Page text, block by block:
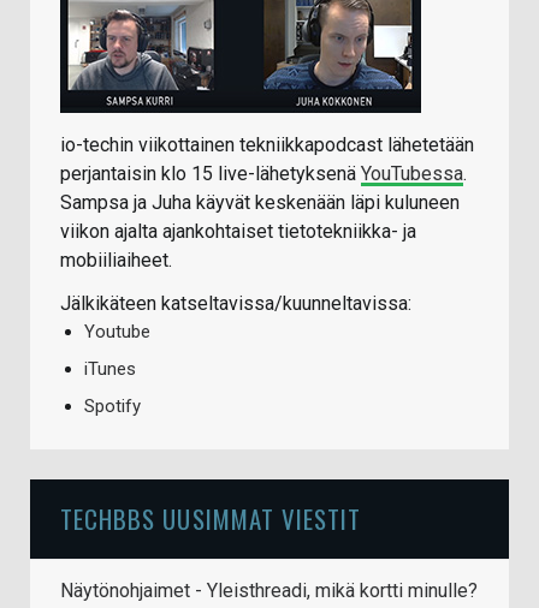
io-techin viikottainen tekniikkapodcast lähetetään
perjantaisin klo 15 live-lähetyksenä YouTubessa.
Sampsa ja Juha käyvät keskenään läpi kuluneen
viikon ajalta ajankohtaiset tietotekniikka- ja
mobiiliaiheet.
Jälkikäteen katseltavissa/kuunneltavissa:
Youtube
iTunes
Spotify
TECHBBS UUSIMMAT VIESTIT
Näytönohjaimet - Yleisthreadi, mikä kortti minulle?